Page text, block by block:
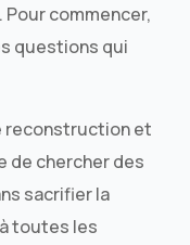
commencer,
questions qui
reconstruction et
de chercher des
sacrifier la
toutes les